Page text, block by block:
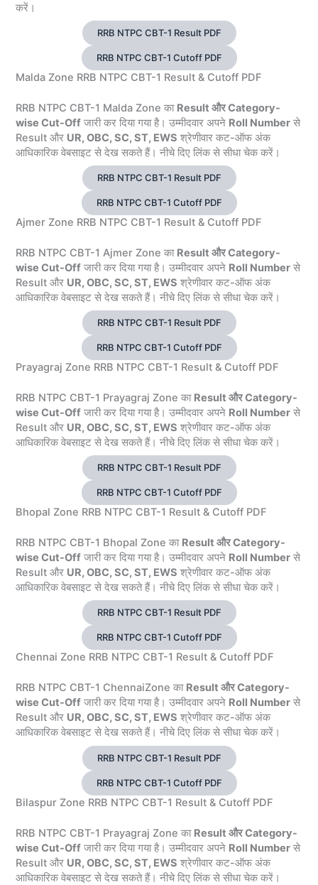
करें।
RRB NTPC CBT-1 Result PDF
RRB NTPC CBT-1 Cutoff PDF
Malda Zone RRB NTPC CBT-1 Result & Cutoff PDF
RRB NTPC CBT-1 Malda Zone का Result और Category-
wise Cut-Off जारी कर दिया गया है। उम्मीदवार अपने Roll Number से
Result और UR, OBC, SC, ST, EWS श्रेणीवार कट-ऑफ अंक
आधिकारिक वेबसाइट से देख सकते हैं। नीचे दिए लिंक से सीधा चेक करें।
RRB NTPC CBT-1 Result PDF
RRB NTPC CBT-1 Cutoff PDF
Ajmer Zone RRB NTPC CBT-1 Result & Cutoff PDF
RRB NTPC CBT-1 Ajmer Zone का Result और Category-
wise Cut-Off जारी कर दिया गया है। उम्मीदवार अपने Roll Number से
Result और UR, OBC, SC, ST, EWS श्रेणीवार कट-ऑफ अंक
आधिकारिक वेबसाइट से देख सकते हैं। नीचे दिए लिंक से सीधा चेक करें।
RRB NTPC CBT-1 Result PDF
RRB NTPC CBT-1 Cutoff PDF
Prayagraj Zone RRB NTPC CBT-1 Result & Cutoff PDF
RRB NTPC CBT-1 Prayagraj Zone का Result और Category-
wise Cut-Off जारी कर दिया गया है। उम्मीदवार अपने Roll Number से
Result और UR, OBC, SC, ST, EWS श्रेणीवार कट-ऑफ अंक
आधिकारिक वेबसाइट से देख सकते हैं। नीचे दिए लिंक से सीधा चेक करें।
RRB NTPC CBT-1 Result PDF
RRB NTPC CBT-1 Cutoff PDF
Bhopal Zone RRB NTPC CBT-1 Result & Cutoff PDF
RRB NTPC CBT-1 Bhopal Zone का Result और Category-
wise Cut-Off जारी कर दिया गया है। उम्मीदवार अपने Roll Number से
Result और UR, OBC, SC, ST, EWS श्रेणीवार कट-ऑफ अंक
आधिकारिक वेबसाइट से देख सकते हैं। नीचे दिए लिंक से सीधा चेक करें।
RRB NTPC CBT-1 Result PDF
RRB NTPC CBT-1 Cutoff PDF
Chennai Zone RRB NTPC CBT-1 Result & Cutoff PDF
RRB NTPC CBT-1 ChennaiZone का Result और Category-
wise Cut-Off जारी कर दिया गया है। उम्मीदवार अपने Roll Number से
Result और UR, OBC, SC, ST, EWS श्रेणीवार कट-ऑफ अंक
आधिकारिक वेबसाइट से देख सकते हैं। नीचे दिए लिंक से सीधा चेक करें।
RRB NTPC CBT-1 Result PDF
RRB NTPC CBT-1 Cutoff PDF
Bilaspur Zone RRB NTPC CBT-1 Result & Cutoff PDF
RRB NTPC CBT-1 Prayagraj Zone का Result और Category-
wise Cut-Off जारी कर दिया गया है। उम्मीदवार अपने Roll Number से
Result और UR, OBC, SC, ST, EWS श्रेणीवार कट-ऑफ अंक
आधिकारिक वेबसाइट से देख सकते हैं। नीचे दिए लिंक से सीधा चेक करें।